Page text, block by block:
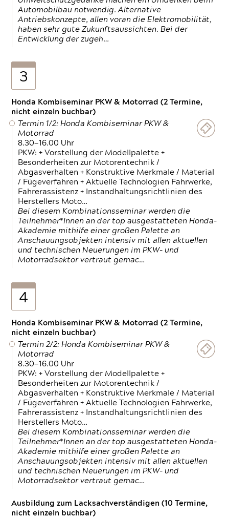
Automobilbau notwendig. Alternative
Antriebskonzepte, allen voran die Elektromobilität,
haben sehr gute Zukunftsaussichten. Bei der
Entwicklung der zugeh…
3
Honda Kombiseminar PKW & Motorrad (2 Termine,
nicht einzeln buchbar)
Termin 1/2: Honda Kombiseminar PKW &
Motorrad
8.30—16.00 Uhr
PKW: + Vorstellung der Modellpalette +
Besonderheiten zur Motorentechnik /
Abgasverhalten + Konstruktive Merkmale / Material
/ Fügeverfahren + Aktuelle Technologien Fahrwerke,
Fahrerassistenz + Instandhaltungsrichtlinien des
Herstellers Moto…
Bei diesem Kombinationsseminar werden die
Teilnehmer*Innen an der top ausgestatteten Honda-
Akademie mithilfe einer großen Palette an
Anschauungsobjekten intensiv mit allen aktuellen
und technischen Neuerungen im PKW- und
Motorradsektor vertraut gemac…
4
Honda Kombiseminar PKW & Motorrad (2 Termine,
nicht einzeln buchbar)
Termin 2/2: Honda Kombiseminar PKW &
Motorrad
8.30—16.00 Uhr
PKW: + Vorstellung der Modellpalette +
Besonderheiten zur Motorentechnik /
Abgasverhalten + Konstruktive Merkmale / Material
/ Fügeverfahren + Aktuelle Technologien Fahrwerke,
Fahrerassistenz + Instandhaltungsrichtlinien des
Herstellers Moto…
Bei diesem Kombinationsseminar werden die
Teilnehmer*Innen an der top ausgestatteten Honda-
Akademie mithilfe einer großen Palette an
Anschauungsobjekten intensiv mit allen aktuellen
und technischen Neuerungen im PKW- und
Motorradsektor vertraut gemac…
Ausbildung zum Lacksachverständigen (10 Termine,
nicht einzeln buchbar)